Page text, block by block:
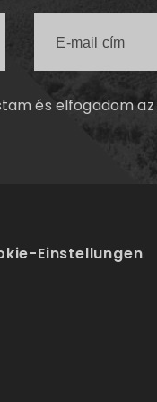
és elfogadom az
Einstellungen